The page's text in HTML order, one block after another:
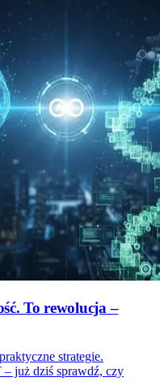
To rewolucja –
strategie.
już dziś sprawdź, czy